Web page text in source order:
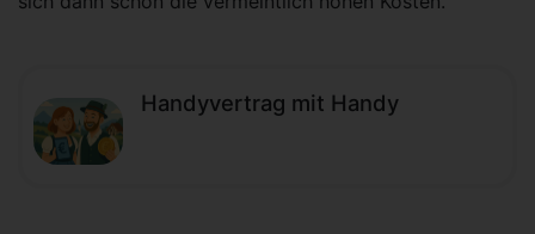
Handyvertrag mit Handy